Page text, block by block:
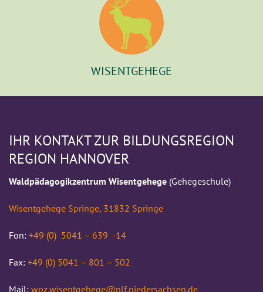
WISENTGEHEGE
IHR KONTAKT ZUR BILDUNGSREGION
REGION HANNOVER
Waldpädagogikzentrum Wisentgehege (Gehegeschule)
Wisentgehege Springe, 31832 Springe
Fon: +49 (0) 5041 – 639 -14
Fax: +49 (0) 5041 – 801 – 502
Mail: wpz.wisentgehege@nlf.niedersachsen.de